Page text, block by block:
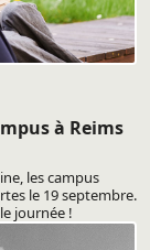
à Reims
les campus
le 19 septembre.
journée !